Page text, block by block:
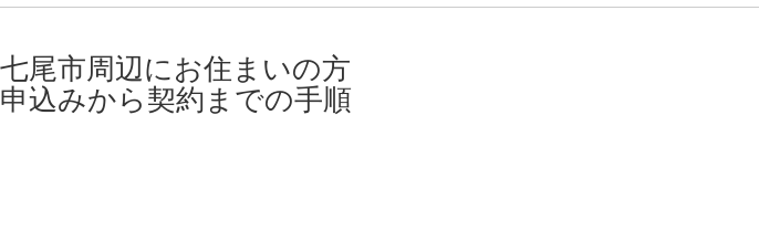
七尾市周辺にお住まいの方
申込みから契約までの手順